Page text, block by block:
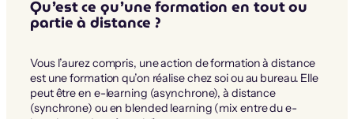
Qu’est ce qu’une formation en tout ou
partie à distance ?
Vous l’aurez compris, une action de formation à distance
est une formation qu’on réalise chez soi ou au bureau. Elle
peut être en e-learning (asynchrone), à distance
(synchrone) ou en blended learning (mix entre du e-